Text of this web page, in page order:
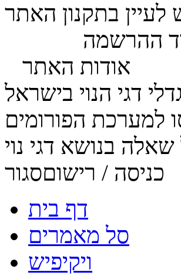
בתקנון האתר
ההרשמה
אודות האתר
למערכת הפורומים
כניסה / רישוםסגור
דף בית
סל מאמרים
ויקיפיש